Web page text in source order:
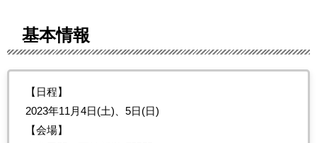
基本情報
【日程】
2023年11月4日(土)、5日(日)
【会場】